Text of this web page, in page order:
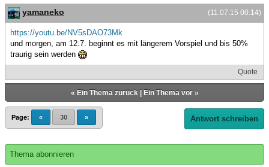
(11.07.15 00:14)
yamaneko
https://youtu.be/NV5sDAO73Mk
und morgen, am 12.7. beginnt es mit längerem Vorspiel und bis 50%
traurig sein werden
Quote
« Ein Thema zurück| Ein Thema vor»
Page: « 30 » Antwort schreiben
Thema abonnieren